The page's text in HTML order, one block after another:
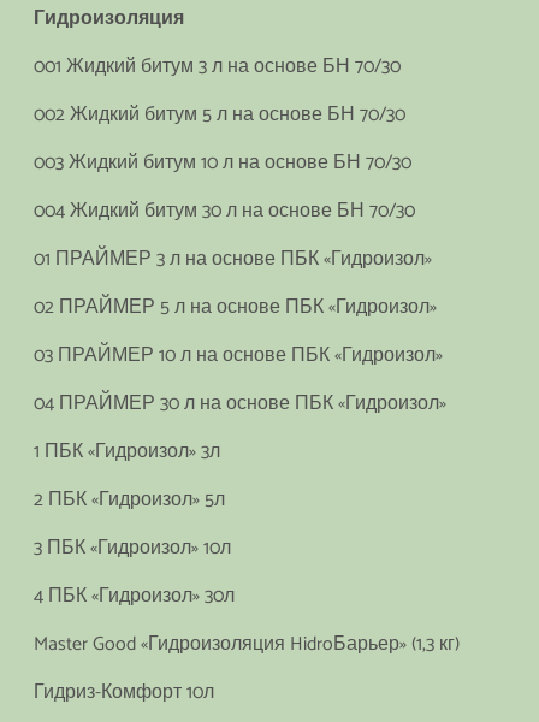
Гидроизоляция
001 Жидкий битум 3 л на основе БН 70/30
002 Жидкий битум 5 л на основе БН 70/30
003 Жидкий битум 10 л на основе БН 70/30
004 Жидкий битум 30 л на основе БН 70/30
01 ПРАЙМЕР 3 л на основе ПБК «Гидроизол»
02 ПРАЙМЕР 5 л на основе ПБК «Гидроизол»
03 ПРАЙМЕР 10 л на основе ПБК «Гидроизол»
04 ПРАЙМЕР 30 л на основе ПБК «Гидроизол»
1 ПБК «Гидроизол» 3л
2 ПБК «Гидроизол» 5л
3 ПБК «Гидроизол» 10л
4 ПБК «Гидроизол» 30л
Master Good «Гидроизоляция HidroБарьер» (1,3 кг)
Гидриз-Комфорт 10л